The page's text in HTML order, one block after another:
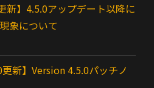
新】4.5.0アップデート以降に
象について
更新】Version 4.5.0パッチノ